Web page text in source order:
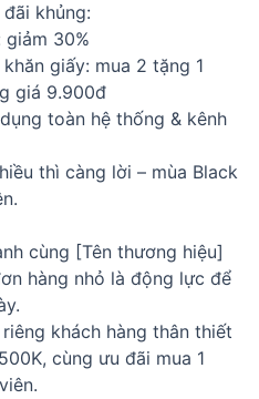
khủng:
giảm 30%
giấy: mua 2 tặng 1
giá 9.900đ
toàn hệ thống & kênh
thì càng lời – mùa Black
cùng [Tên thương hiệu]
hàng nhỏ là động lực để
khách hàng thân thiết
cùng ưu đãi mua 1